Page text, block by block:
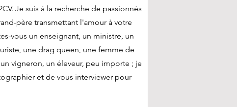
Je suis à la recherche de passionnés
père transmettant l'amour à votre
vous un enseignant, un ministre, un
une drag queen, une femme de
vigneron, un éleveur, peu importe ; je
et de vous interviewer pour